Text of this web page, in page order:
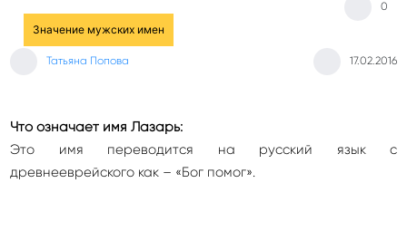
Значение мужских имен
Татьяна Попова 17.02.2016
0
Что означает имя Лазарь:
Это имя переводится на русский язык с
древнееврейского как – «Бог помог».